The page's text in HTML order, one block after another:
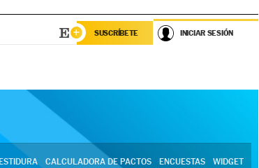
SUSCRÍBETE INICIAR SESIÓN
CALCULADORA DE PACTOS ENCUESTAS WIDGET